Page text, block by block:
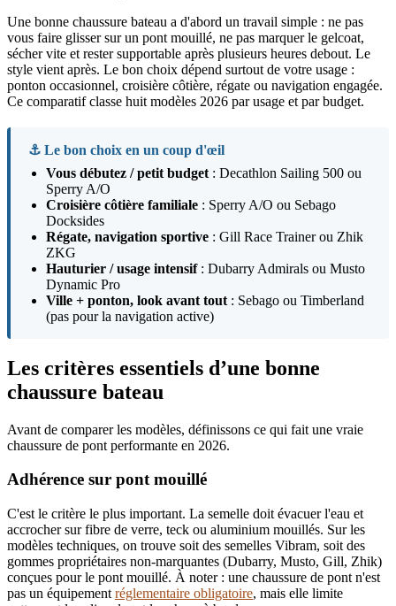
Une bonne chaussure bateau a d'abord un travail simple : ne pas
vous faire glisser sur un pont mouillé, ne pas marquer le gelcoat,
sécher vite et rester supportable après plusieurs heures debout. Le
style vient après. Le bon choix dépend surtout de votre usage :
ponton occasionnel, croisière côtière, régate ou navigation engagée.
Ce comparatif classe huit modèles 2026 par usage et par budget.
⚓ Le bon choix en un coup d'œil
Vous débutez / petit budget : Decathlon Sailing 500 ou
Sperry A/O
Croisière côtière familiale : Sperry A/O ou Sebago
Docksides
Régate, navigation sportive : Gill Race Trainer ou Zhik
ZKG
Hauturier / usage intensif: Dubarry Admirals ou Musto
Dynamic Pro
Ville + ponton, look avant tout : Sebago ou Timberland
(pas pour la navigation active)
Les critères essentiels d’une bonne
chaussure bateau
Avant de comparer les modèles, définissons ce qui fait une vraie
chaussure de pont performante en 2026.
Adhérence sur pont mouillé
C'est le critère le plus important. La semelle doit évacuer l'eau et
accrocher sur fibre de verre, teck ou aluminium mouillés. Sur les
modèles techniques, on trouve soit des semelles Vibram, soit des
gommes propriétaires non-marquantes (Dubarry, Musto, Gill, Zhik)
conçues pour le pont mouillé. À noter : une chaussure de pont n'est
pas un équipement réglementaire obligatoire, mais elle limite